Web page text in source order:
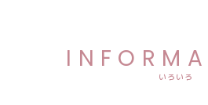
いろいろ